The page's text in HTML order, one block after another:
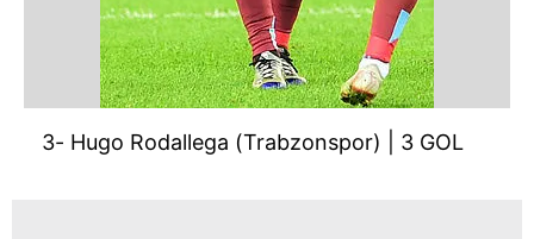
3- Hugo Rodallega (Trabzonspor) | 3 GOL